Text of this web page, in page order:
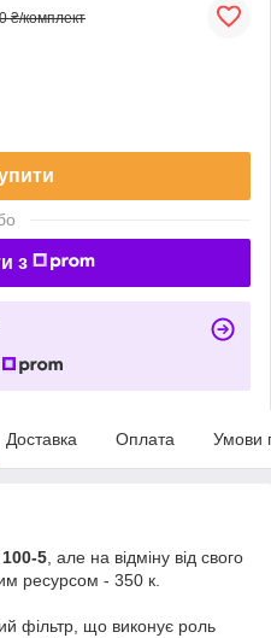
₴/комплект
з
Доставка Оплата Умови
5 , але на відміну від свого
ресурсом - 350 к.
фільтр, що виконує роль